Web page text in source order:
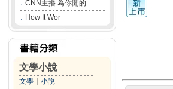
． CNN主播 為你開的
． How It Wor
文學小說
文學 小說